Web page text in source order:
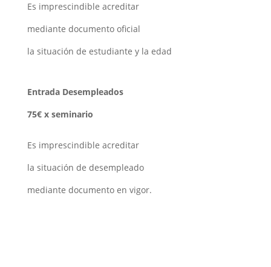
Es imprescindible acreditar
mediante documento oficial
la situación de estudiante y la edad
Entrada Desempleados
75€ x seminario
Es imprescindible acreditar
la situación de desempleado
mediante documento en vigor.